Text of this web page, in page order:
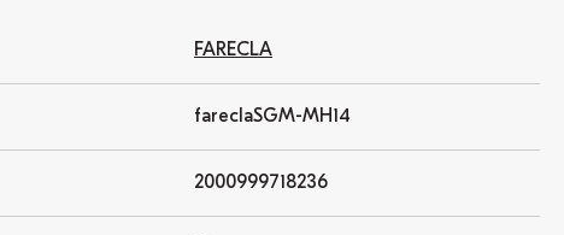
FARECLA
fareclaSGM-MH14
2000999718236